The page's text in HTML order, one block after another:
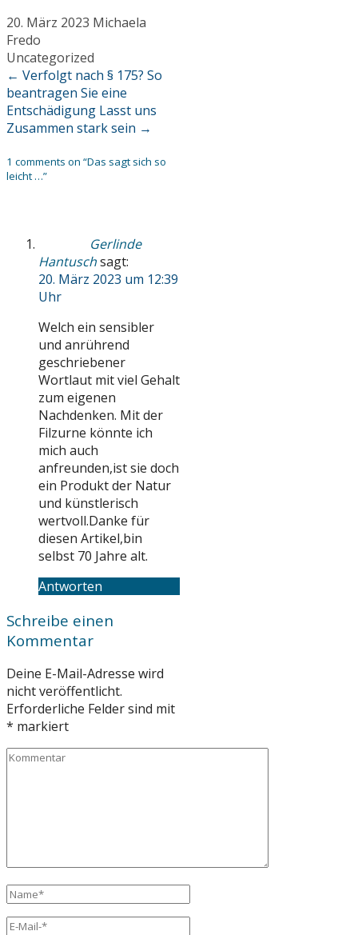
20. März 2023 Michaela
Fredo
Uncategorized
← Verfolgt nach § 175? So
beantragen Sie eine
Entschädigung Lasst uns
Zusammen stark sein →
1 comments on “Das sagt sich so
leicht …”
Gerlinde
Hantuschsagt:
20. März 2023 um 12:39
Uhr
Welch ein sensibler
und anrührend
geschriebener
Wortlaut mit viel Gehalt
zum eigenen
Nachdenken. Mit der
Filzurne könnte ich
mich auch
anfreunden,ist sie doch
ein Produkt der Natur
und künstlerisch
wertvoll.Danke für
diesen Artikel,bin
selbst 70 Jahre alt.
Antworten
Schreibe einen
Kommentar
Deine E-Mail-Adresse wird
nicht veröffentlicht.
Erforderliche Felder sind mit
* markiert